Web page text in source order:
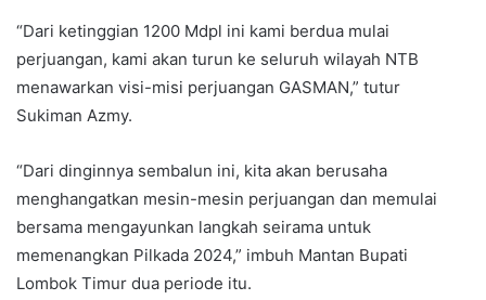
“Dari ketinggian 1200 Mdpl ini kami berdua mulai
perjuangan, kami akan turun ke seluruh wilayah NTB
menawarkan visi-misi perjuangan GASMAN,” tutur
Sukiman Azmy.
“Dari dinginnya sembalun ini, kita akan berusaha
menghangatkan mesin-mesin perjuangan dan memulai
bersama mengayunkan langkah seirama untuk
memenangkan Pilkada 2024,” imbuh Mantan Bupati
Lombok Timur dua periode itu.